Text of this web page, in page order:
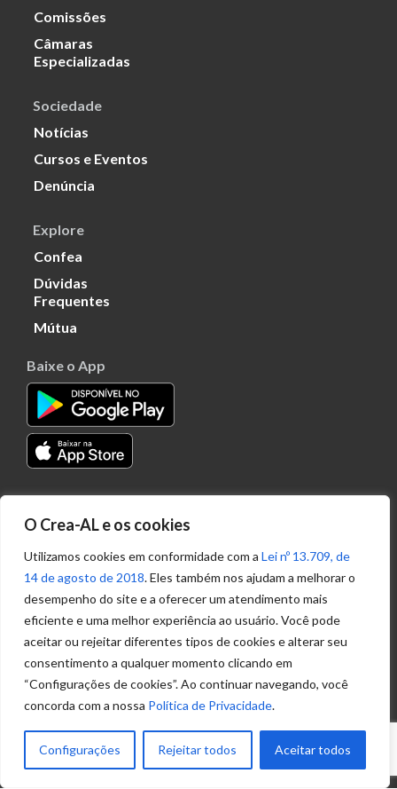
O Crea-AL e os cookies
Utilizamos cookies em conformidade com a Lei nº 13.709, de
14 de agosto de 2018. Eles também nos ajudam a melhorar o
desempenho do site e a oferecer um atendimento mais
eficiente e uma melhor experiência ao usuário. Você pode
aceitar ou rejeitar diferentes tipos de cookies e alterar seu
consentimento a qualquer momento clicando em
“Configurações de cookies”. Ao continuar navegando, você
concorda com a nossa Política de Privacidade.
Configurações Rejeitar todos Aceitar todos
Comissões
Câmaras
Especializadas
Sociedade
Notícias
Cursos e Eventos
Denúncia
Explore
Confea
Dúvidas
Frequentes
Mútua
Baixe o App
Transparência
Portal
Acesso à
Informação
Política de
Privacidade de
Ouvidoria
(82) 2123 0864
ouvidoria@crea-al.org.br
Fale Conosco